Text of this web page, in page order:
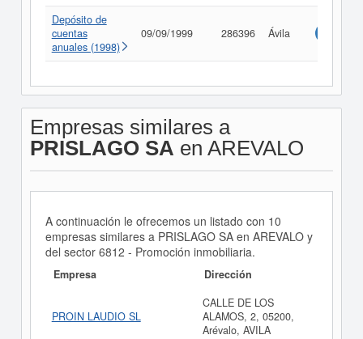
Depósito de
cuentas
anuales (1998)
09/09/1999 286396 Ávila
Empresas similares a
PRISLAGO SA en AREVALO
A continuación le ofrecemos un listado con 10
empresas similares a PRISLAGO SA en AREVALO y
del sector 6812 - Promoción inmobiliaria.
Empresa Dirección
PROIN LAUDIO SL
CALLE DE LOS
ALAMOS, 2, 05200,
Arévalo, AVILA